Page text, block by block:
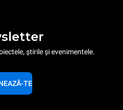
știrile și evenimentele.
TE